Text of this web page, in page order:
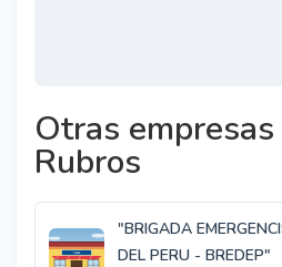
Otras
Rubros
"BRIGADA
DEL PERU - BREDEP"